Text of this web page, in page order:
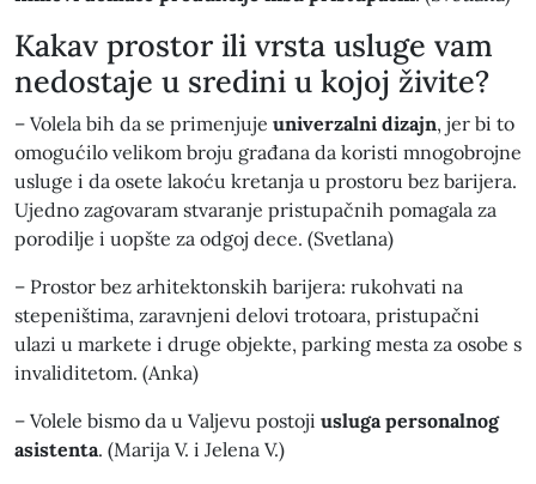
Kakav prostor ili vrsta usluge vam
nedostaje u sredini u kojoj živite?
– Volela bih da se primenjuje univerzalni dizajn, jer bi to
omogućilo velikom broju građana da koristi mnogobrojne
usluge i da osete lakoću kretanja u prostoru bez barijera.
Ujedno zagovaram stvaranje pristupačnih pomagala za
porodilje i uopšte za odgoj dece. (Svetlana)
– Prostor bez arhitektonskih barijera: rukohvati na
stepeništima, zaravnjeni delovi trotoara, pristupačni
ulazi u markete i druge objekte, parking mesta za osobe s
invaliditetom. (Anka)
– Volele bismo da u Valjevu postoji usluga personalnog
asistenta. (Marija V. i Jelena V.)